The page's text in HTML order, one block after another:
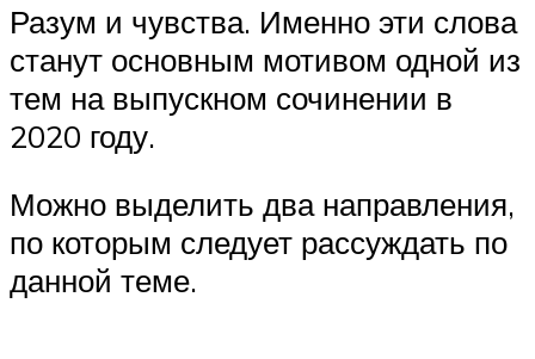
Разум и чувства. Именно эти слова
станут основным мотивом одной из
тем на выпускном сочинении в
2020 году.
Можно выделить два направления,
по которым следует рассуждать по
данной теме.